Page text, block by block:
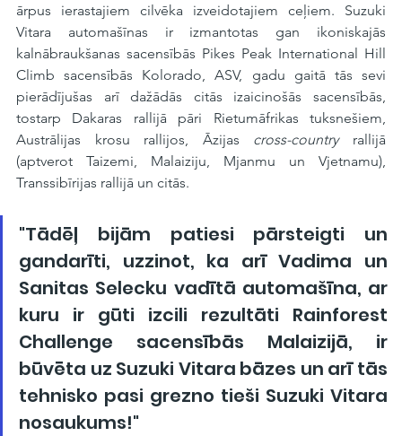
ārpus ierastajiem cilvēka izveidotajiem ceļiem. Suzuki
Vitara automašīnas ir izmantotas gan ikoniskajās
kalnābraukšanas sacensībās Pikes Peak International Hill
Climb sacensībās Kolorado, ASV, gadu gaitā tās sevi
pierādījušas arī dažādās citās izaicinošās sacensībās,
tostarp Dakaras rallijā pāri Rietumāfrikas tuksnešiem,
Austrālijas krosu rallijos, Āzijas cross-country rallijā
(aptverot Taizemi, Malaiziju, Mjanmu un Vjetnamu),
Transsibīrijas rallijā un citās.
"Tādēļ bijām patiesi pārsteigti un
gandarīti, uzzinot, ka arī Vadima un
Sanitas Selecku vadītā automašīna, ar
kuru ir gūti izcili rezultāti Rainforest
Challenge sacensībās Malaizijā, ir
būvēta uz Suzuki Vitara bāzes un arī tās
tehnisko pasi grezno tieši Suzuki Vitara
nosaukums!"